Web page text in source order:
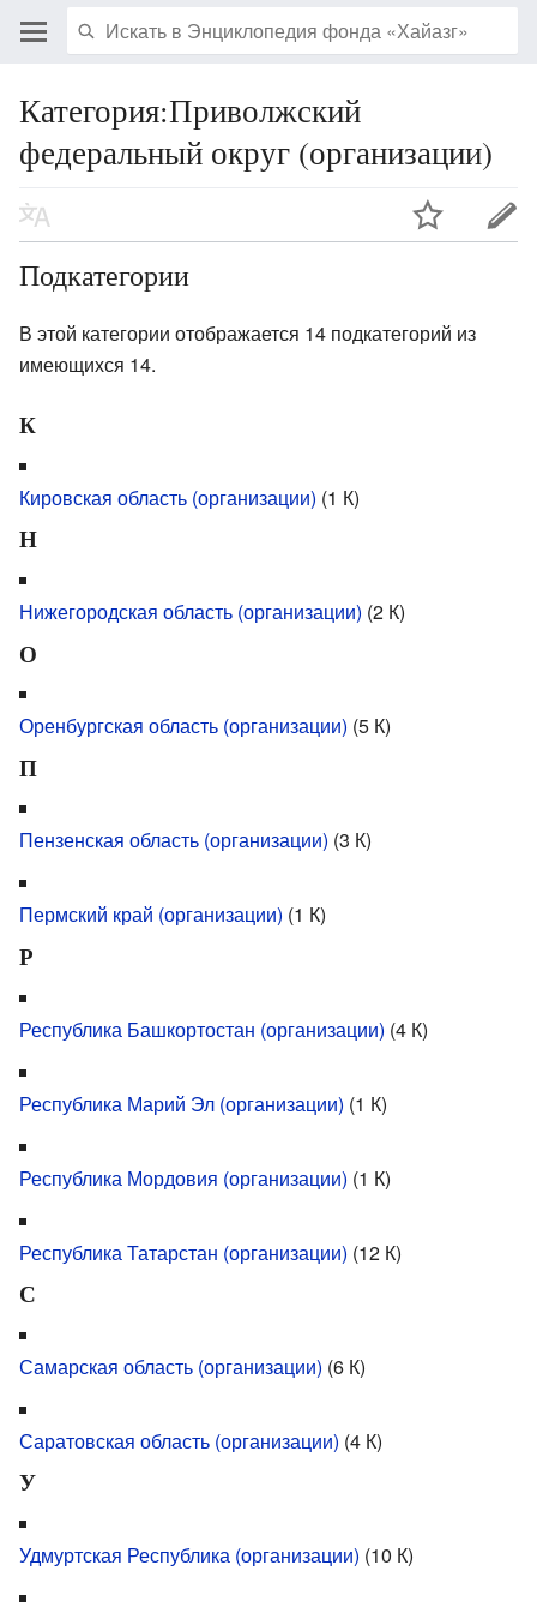
Категория:Приволжский
федеральный округ (организации)
Подкатегории
В этой категории отображается 14 подкатегорий из
имеющихся 14.
К
Кировская область (организации) (1 К)
Н
Нижегородская область (организации) (2 К)
О
Оренбургская область (организации) (5 К)
П
Пензенская область (организации) (3 К)
Пермский край (организации) (1 К)
Р
Республика Башкортостан (организации) (4 К)
Республика Марий Эл (организации) (1 К)
Республика Мордовия (организации) (1 К)
Республика Татарстан (организации) (12 К)
С
Самарская область (организации) (6 К)
Саратовская область (организации) (4 К)
У
Удмуртская Республика (организации) (10 К)